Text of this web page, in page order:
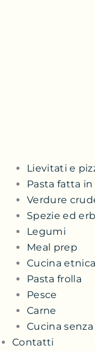
Lievitati e
Pasta fatta in
Verdure
Spezie ed
Legumi
Meal prep
Cucina
Pasta frolla
Pesce
Carne
Cucina
Contatti